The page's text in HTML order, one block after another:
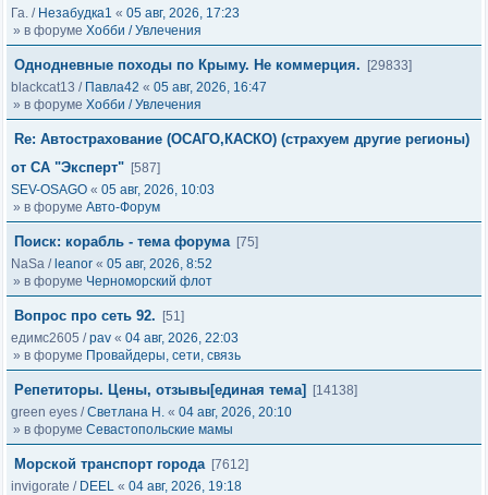
Га. / Незабудка1 « 05 авг, 2026, 17:23
» в форуме Хобби / Увлечения
Однодневные походы по Крыму. Не коммерция.
[29833]
blackcat13 / Павла42 « 05 авг, 2026, 16:47
» в форуме Хобби / Увлечения
Re: Автострахование (ОСАГО,КАСКО) (страхуем другие регионы)
от СА "Эксперт" [587]
SEV-OSAGO « 05 авг, 2026, 10:03
» в форуме Авто-Форум
Поиск: корабль - тема форума [75]
NaSa / leanor « 05 авг, 2026, 8:52
» в форуме Черноморский флот
Вопрос про сеть 92.
[51]
едимс2605 /pav « 04 авг, 2026, 22:03
» в форуме Провайдеры, сети, связь
Репетиторы. Цены, отзывы[единая тема]
[14138]
green eyes /Светлана Н. « 04 авг, 2026, 20:10
» в форуме Севастопольские мамы
Морской транспорт города [7612]
invigorate / DEEL « 04 авг, 2026, 19:18